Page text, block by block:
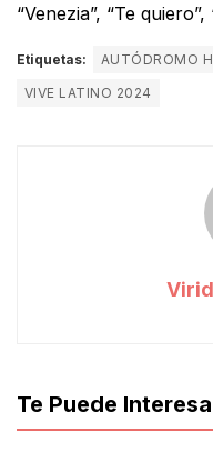
“Venezia”, “Te
Etiquetas: AUTÓDROMO
VIVE LATINO 2024
Te Puede